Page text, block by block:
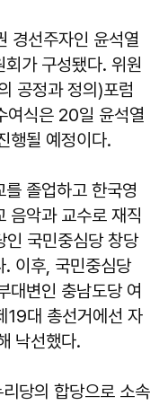
경선주자인 윤석열
가 구성됐다. 위원
공정과 정의)포럼
여식은 20일 윤석열
행될 예정이다.
졸업하고 한국영
음악과 교수로 재직
국민중심당 창당
. 이후, 국민중심당
대변인 충남도당 여
19대 총선거에선 자
낙선했다.
당의 합당으로 소속